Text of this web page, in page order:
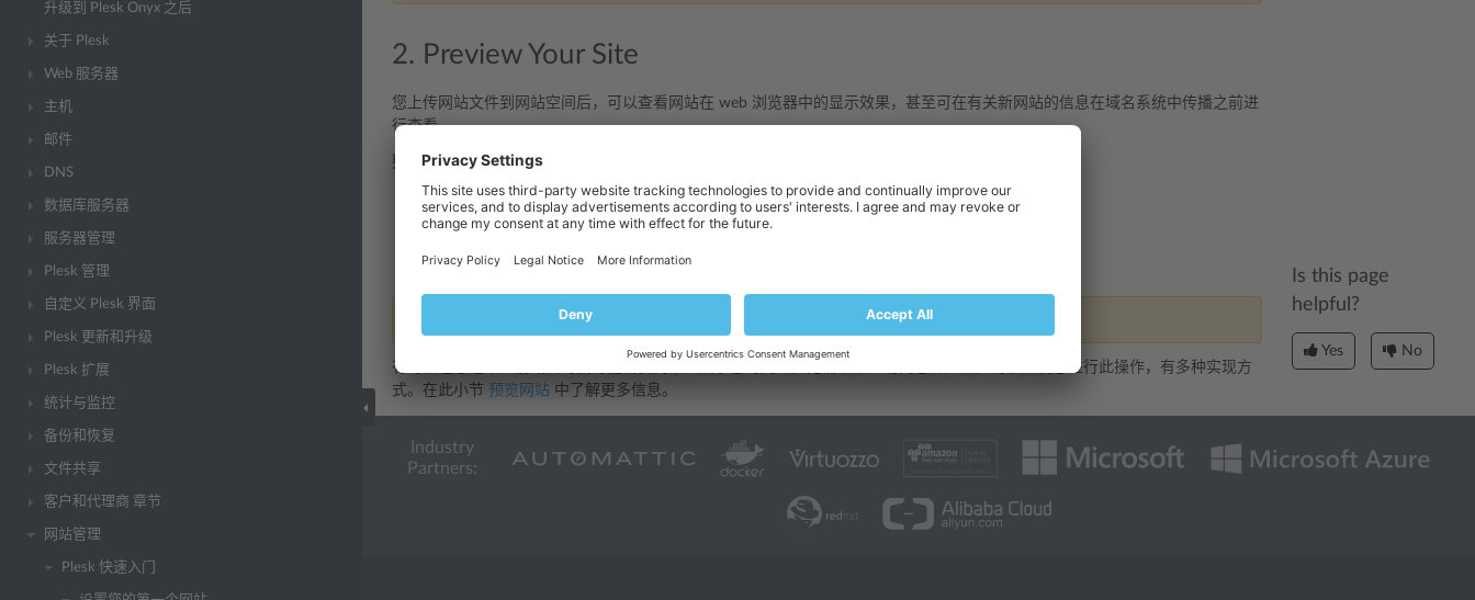
升级到 Plesk Onyx 之后
关于 Plesk
Web 服务器
主机
邮件
DNS
数据库服务器
服务器管理
Plesk 管理
自定义 Plesk 界面
Plesk 更新和升级
Plesk 扩展
统计与监控
备份和恢复
文件共享
客户和代理商 章节
网站管理
Plesk 快速入门
2. Preview Your Site
您上传网站文件到网站空间后，可以查看网站在 web 浏览器中的显示效果，甚至可在有关新网站的信息在域名系统中传播之前进
行查看。
要预览站点，请执行下列步骤：
请转到网站与域名 。
在所要预览的网站域名下方，单击
您的网站将在新的浏览窗口打开。
受密码保护的目录内容可能在预览模式下无法访问。
有时候在您还未注册域名时就可能需要向某人展示您的网站。无需给某人访问您客户账户的权限就想进行此操作，有多种实现方
式。在此小节 预览网站 中了解更多信息。
Is this page
helpful?
Yes No
Industry
Partners: